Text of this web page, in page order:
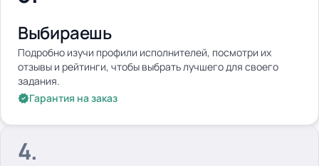
Выбираешь
Подробно изучи профили исполнителей, посмотри их
отзывы и рейтинги, чтобы выбрать лучшего для своего
задания.
Гарантия на заказ